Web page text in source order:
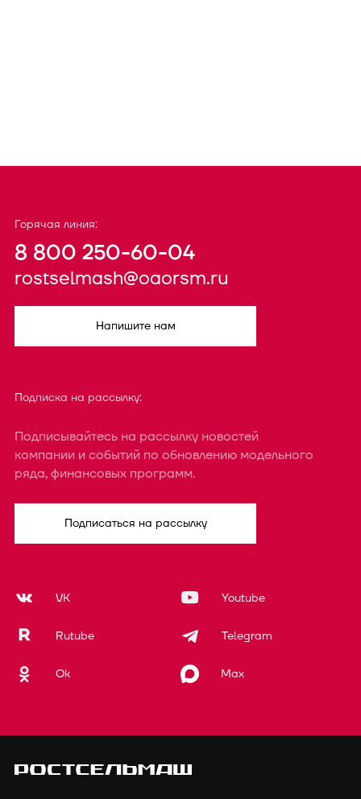
Горячая линия:
8 800 250-60-04
rostselmash@oaorsm.ru
Напишите нам
Подписка на рассылку:
Подписывайтесь на рассылку новостей
компании и событий по обновлению модельного
ряда, финансовых программ.
Подписаться на рассылку
VK Youtube
Rutube Telegram
Ok Max